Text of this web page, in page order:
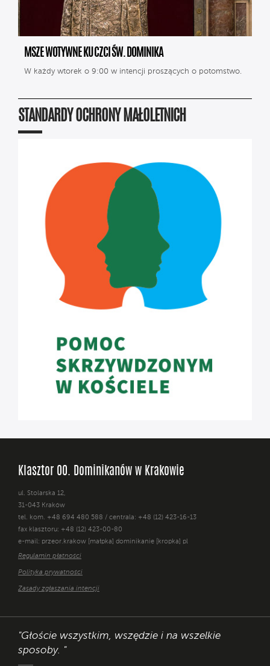
MSZE WOTYWNE KU CZCI ŚW. DOMINIKA
W każdy wtorek o 9:00 w intencji proszących o potomstwo.
STANDARDY OCHRONY MAŁOLETNICH
Klasztor OO. Dominikanów w Krakowie
ul. Stolarska 12,
31-043 Kraków
tel. kom. +48 694 480 588 / centrala: +48 (12) 423-16-13
fax klasztoru: +48 (12) 423-00-80
e-mail: przeor.krakow [małpka] dominikanie [kropka] pl
Regulamin płatności
Polityka prywatności
Zasady zgłaszania intencji
"Głoście wszystkim, wszędzie i na wszelkie
sposoby. "